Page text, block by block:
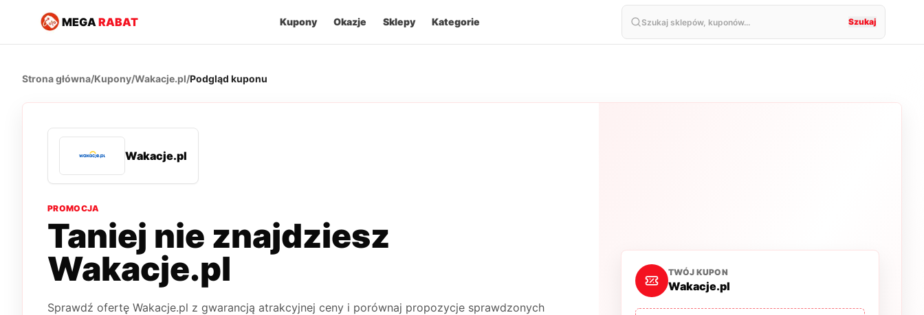
MEGARABAT Kupony Okazje Sklepy Kategorie Szukaj
Strona główna/Kupony/Wakacje.pl/Podgląd kuponu
Wakacje.pl
PROMOCJA
Taniej nie znajdziesz
Wakacje.pl
Sprawdź ofertę Wakacje.pl z gwarancją atrakcyjnej ceny i porównaj propozycje sprawdzonych
TWÓJ KUPON
Wakacje.pl